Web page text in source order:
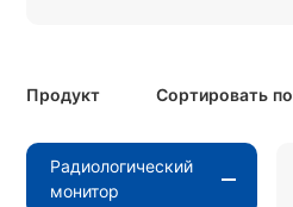
Продукт Сортировать по
Радиологический
монитор